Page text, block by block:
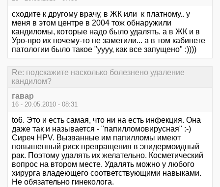
сходите к другому врачу, в ЖК или к платному.. у
меня в этом центре в 2004 тож обнаружили
кандиломы, которые надо было удалять. а в ЖК и в
Уро-про их почему-то не заметили... а в том кабинете
патологии было такое "уууу, как все запущено" :))))
Re: подскажите насколько болезнено удаление
кандилом?
гавар
16 - 20.05.2010 - 08:31
tо6. Это и есть самая, что ни на есть инфекция. Она
даже так и называется - "папилломовирусная" :-)
Сиреч НРV. Вызванные им папилломы имеют
повышенный риск превращения в эпидермоидный
рак. Поэтому удалять их желательно. Косметический
вопрос на втором месте. Удалять можно у любого
хирурга владеющего соответствующими навыками.
Не обязательно гинеколога.